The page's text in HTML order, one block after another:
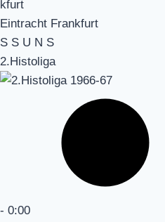
Eintracht Frankfurt
S S U N S
2.Histoliga
- 0:00